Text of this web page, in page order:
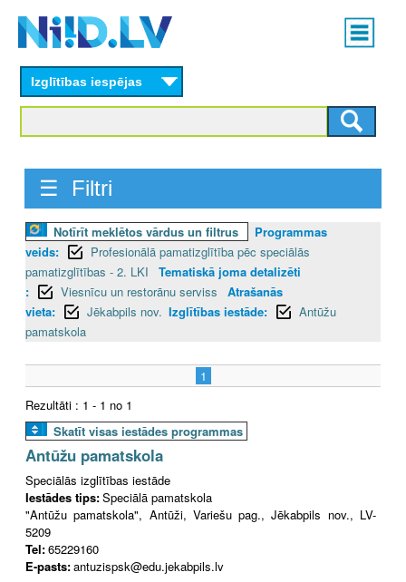
content
Main
menu
Izglītības iespējas
☰ Filtri
Notīrīt meklētos vārdus un filtrus
Programmas
veids:
Profesionālā pamatizglītība pēc speciālās
pamatizglītības - 2. LKI
Tematiskā joma detalizēti
:
Viesnīcu un restorānu serviss
Atrašanās
vieta:
Jēkabpils nov. Izglītības iestāde:
Antūžu
pamatskola
1
Rezultāti : 1 - 1 no 1
Skatīt visas iestādes programmas
Antūžu pamatskola
Speciālās izglītības iestāde
Iestādes tips:Speciālā pamatskola
"Antūžu pamatskola", Antūži, Variešu pag., Jēkabpils nov., LV-
5209
Tel:65229160
E-pasts:antuzispsk@edu.jekabpils.lv